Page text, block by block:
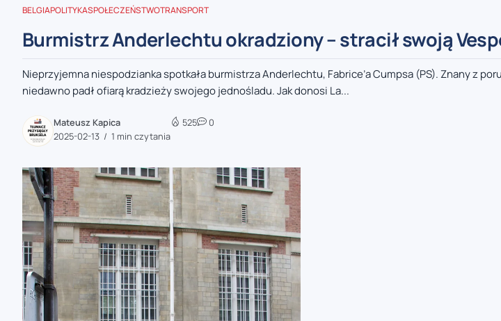
zaobserwuj nas
zaobserwuj nas
zaobserwuj nas
zaobserwuj nas
zaobserwuj nas
BELGIAPOLITYKASPOŁECZEŃSTWOTRANSPORT
Burmistrz Anderlechtu okradziony – stracił swoją
Nieprzyjemna niespodzianka spotkała burmistrza Anderlechtu, Fabrice’a Cumpsa (PS). Znany z
niedawno padł ofiarą kradzieży swojego jednośladu. Jak donosi La...
Mateusz Kapica
2025-02-13
1 min czytania
525 0